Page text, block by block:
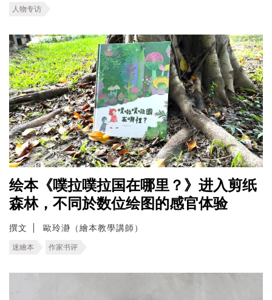
人物专访
绘本《噗拉噗拉国在哪里？》进入剪纸
森林，不同於数位绘图的感官体验
撰文 歐玲瀞（繪本教學講師）
迷繪本 作家书评